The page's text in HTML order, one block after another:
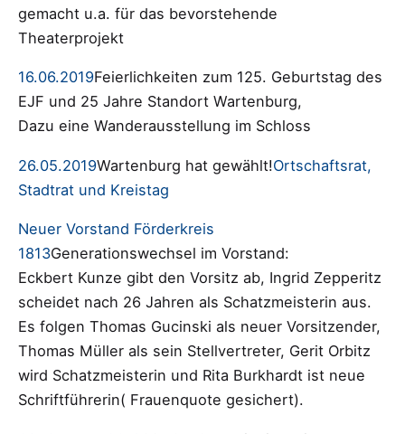
gemacht u.a. für das bevorstehende
Theaterprojekt
16.06.2019Feierlichkeiten zum 125. Geburtstag des
EJF und 25 Jahre Standort Wartenburg,
Dazu eine Wanderausstellung im Schloss
26.05.2019Wartenburg hat gewählt!Ortschaftsrat,
Stadtrat und Kreistag
Neuer Vorstand Förderkreis
1813Generationswechsel im Vorstand:
Eckbert Kunze gibt den Vorsitz ab, Ingrid Zepperitz
scheidet nach 26 Jahren als Schatzmeisterin aus.
Es folgen Thomas Gucinski als neuer Vorsitzender,
Thomas Müller als sein Stellvertreter, Gerit Orbitz
wird Schatzmeisterin und Rita Burkhardt ist neue
Schriftführerin( Frauenquote gesichert).